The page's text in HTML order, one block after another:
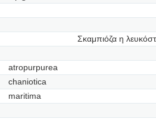
Σκαμπιόζα η
atropurpurea
chaniotica
maritima